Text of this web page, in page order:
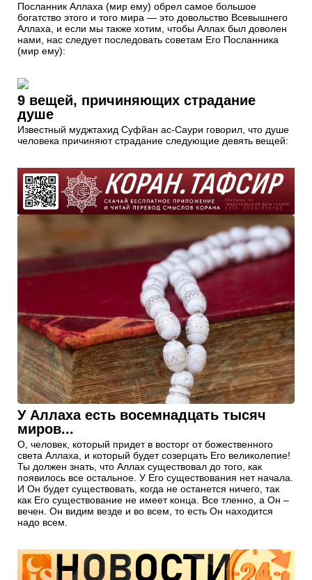
Посланник Аллаха (мир ему) обрел самое большое
богатство этого и того мира — это довольство Всевышнего
Аллаха, и если мы также хотим, чтобы Аллах был доволен
нами, нас следует последовать советам Его Посланника
(мир ему):
9 вещей, причиняющих страдание
душе
Известный муджтахид Суфйан ас-Саури говорил, что душе
человека причиняют страдание следующие девять вещей:
У Аллаха есть восемнадцать тысяч
миров...
О, человек, который придет в восторг от божественного
света Аллаха, и который будет созерцать Его великолепие!
Ты должен знать, что Аллах существовал до того, как
появилось все остальное. У Его существования нет начала.
И Он будет существовать, когда не останется ничего, так
как Его существование не имеет конца. Все тленно, а Он –
вечен. Он видим везде и во всем, то есть Он находится
надо всем.